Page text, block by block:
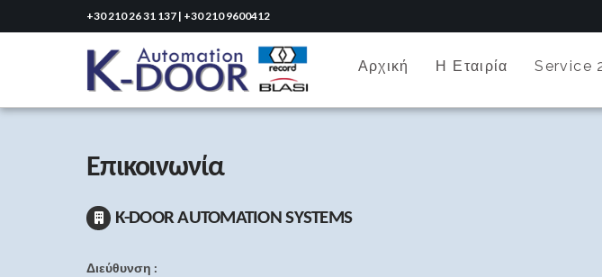
+30 210 26 31 137 | +30 210 9600412
Αρχική Η Εταιρία Service
Επικοινωνία
K-DΟOR AUTOMATION SYSTEMS
Διεύθυνση :